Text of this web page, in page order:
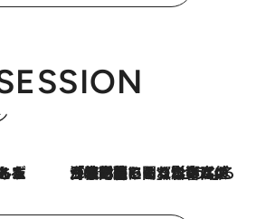
2026.8.3
「住宅建てられない…」「サーチャージ料の高値が続いている」ホルムズ海峡封鎖による影響はいつまで続く？《エネルギー専門家に聞く“どうなる日本の暮らし”》